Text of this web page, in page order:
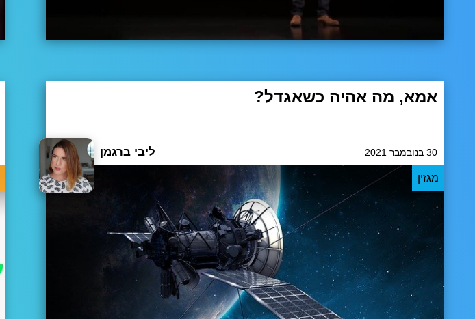
אמא, מה אהיה כשאגדל?
בעולם בו הכל משתנה ועולמות וירטואליים עומדים להיפתח, מה יהיו הילדים שלנו כשה
ם יהיו גדולים? אני מניחה ששוטר או כבאי הם כבר לא אופציה, אז מה כן?
30 בנובמבר 2021 ליבי ברגמן
מגזין